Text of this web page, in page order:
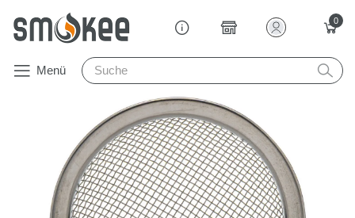
0
Menü